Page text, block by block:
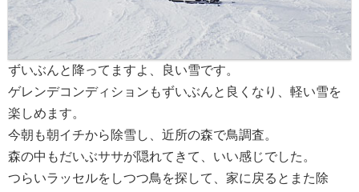
ずいぶんと降ってますよ、良い雪です。
ゲレンデコンディションもずいぶんと良くなり、軽い雪を
楽しめます。
今朝も朝イチから除雪し、近所の森で鳥調査。
森の中もだいぶササが隠れてきて、いい感じでした。
つらいラッセルをしつつ鳥を探して、家に戻るとまた除